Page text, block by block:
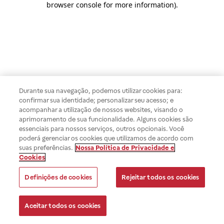
browser console for more information).
Durante sua navegação, podemos utilizar cookies para:
confirmar sua identidade; personalizar seu acesso; e
acompanhar a utilização de nossos websites, visando o
aprimoramento de sua funcionalidade. Alguns cookies são
essenciais para nossos serviços, outros opcionais. Você
poderá gerenciar os cookies que utilizamos de acordo com
suas preferências. Nossa Política de Privacidade e
Cookies
Definições de cookies Rejeitar todos os cookies
Aceitar todos os cookies